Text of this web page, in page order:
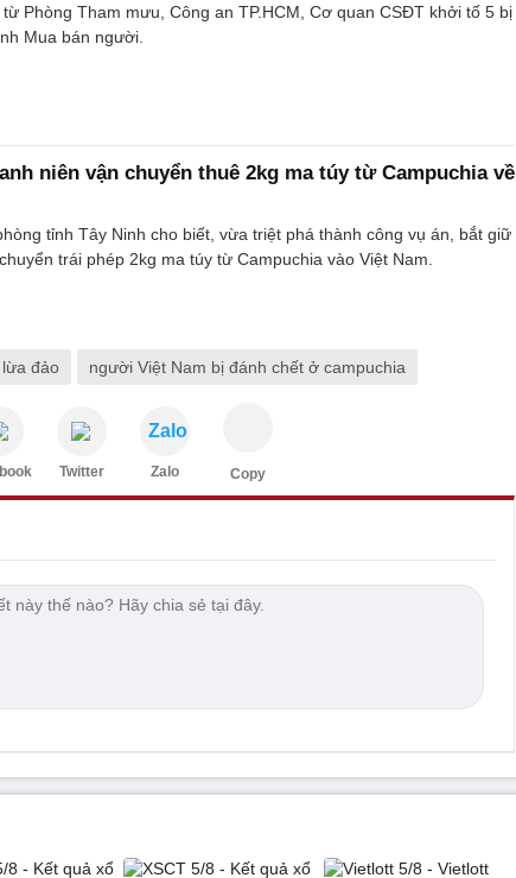
từ Phòng Tham mưu, Công an TP.HCM, Cơ quan CSĐT khởi tố 5 bị
Mua bán người.
niên vận chuyển thuê 2kg ma túy từ Campuchia về
tỉnh Tây Ninh cho biết, vừa triệt phá thành công vụ án, bắt giữ
trái phép 2kg ma túy từ Campuchia vào Việt Nam.
lừa đảo người Việt Nam bị đánh chết ở campuchia
Twitter
Zalo
Zalo Copy